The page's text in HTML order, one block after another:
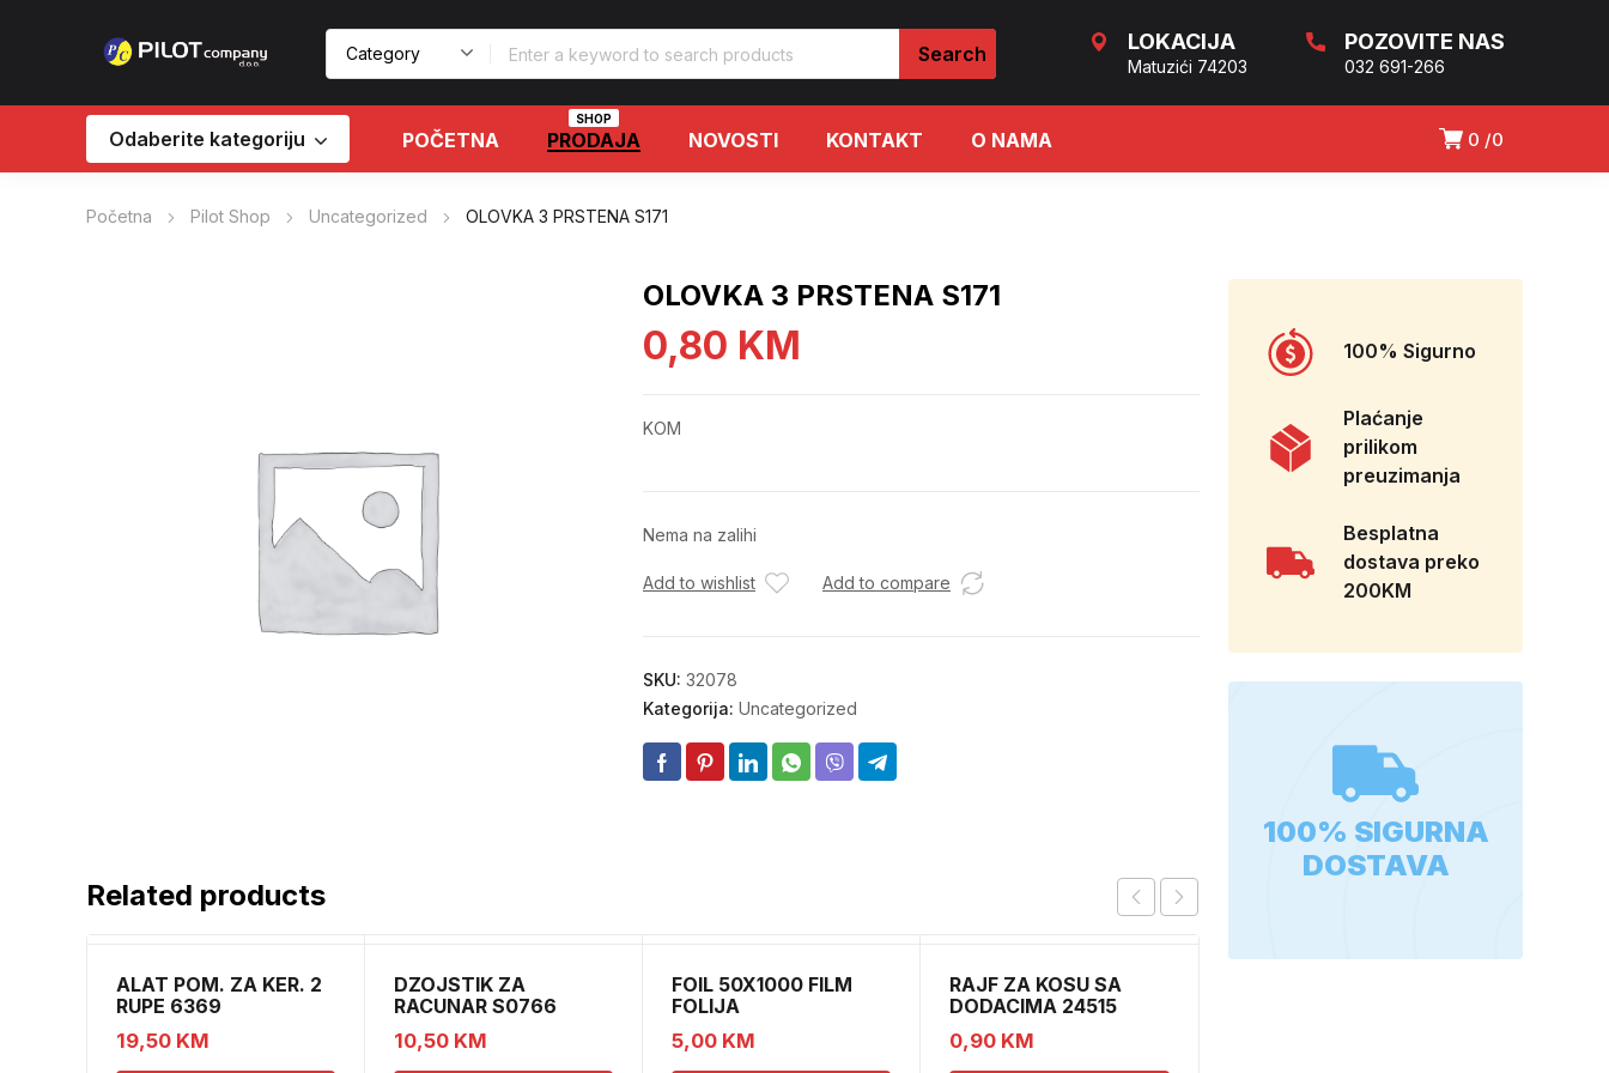
LOKACIJA
Matuzići 74203
POZOVITE NAS
032 691-266
0 0
Odaberite kategoriju POČETNA PRODAJA
SHOP
NOVOSTI KONTAKT O NAMA
Početna Pilot Shop Uncategorized OLOVKA 3 PRSTENA S171
OLOVKA 3 PRSTENA S171
0,80 KM
KOM
Nema na zalihi
Add to wishlist Add to compare
SKU: 32078
Kategorija: Uncategorized
Related products
ALAT POM. ZA KER. 2
RUPE 6369
19,50 KM
DZOJSTIK ZA
RACUNAR S0766
01011540
10,50 KM
FOIL 50X1000 FILM
FOLIJA
5,00 KM
RAJF ZA KOSU SA
DODACIMA 24515
CH52451
0,90 KM
100% Sigurno
Plaćanje
prilikom
preuzimanja
Besplatna
dostava preko
200KM
100% SIGURNA
DOSTAVA